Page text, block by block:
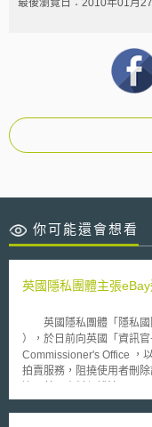
你可能還會想看
英國隱私團體主張
英國隱私團體「隱私國
），於日前向英國「資訊
Commissioner's Office ，
拍賣服務，阻撓使用者刪
料之利用除一般註冊資料